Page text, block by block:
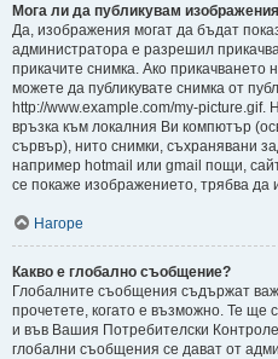
Мога ли да публикувам
Да, изображения могат да бъдат
администратора е разрешил
прикачите снимка. Ако
можете да публикувате снимка от
http://www.example.com/my-picture.gif.
връзка към локалния Ви компютър
сървър), нито снимки, съхранявани
например hotmail или gmail пощи,
се покаже изображението, трябва да
Нагоре
Какво е глобално съобщение?
Глобалните съобщения съдържат
прочетете, когато е възможно. Те ще
и във Вашия Потребителски
глобални съобщения се дават от